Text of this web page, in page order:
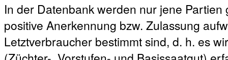
In der Datenbank werden nur jene
positive Anerkennung bzw. Zulassung
Letztverbraucher bestimmt sind, d. h. es